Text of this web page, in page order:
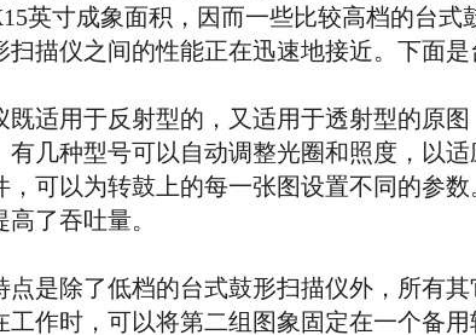
英寸成象面积，因而一些比较高档的台式
仪之间的性能正在迅速地接近。下面是
用于反射型的，又适用于透射型的原图
有几种型号可以自动调整光圈和照度，以
可以为转鼓上的每一张图设置不同的参
了吞吐量。
除了低档的台式鼓形扫描仪外，所有其
作时，可以将第二组图象固定在一个备